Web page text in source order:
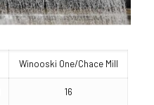
Winooski One/Chace Mill
16